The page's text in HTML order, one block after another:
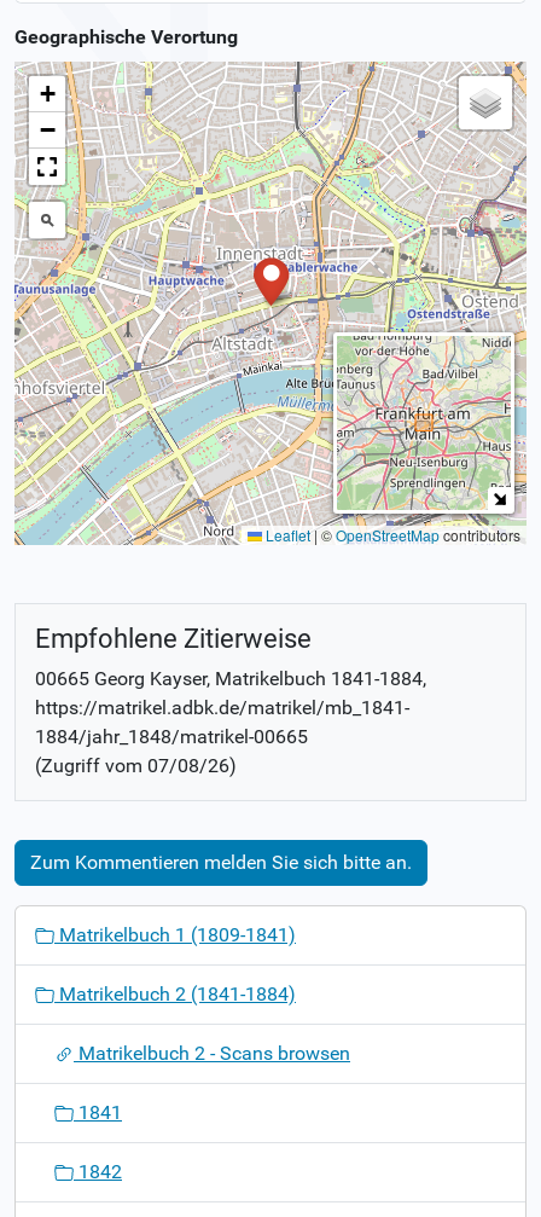
Geographische Verortung
+
−
Leaflet|©OpenStreetMapcontributors
Empfohlene Zitierweise
00665 Georg Kayser, Matrikelbuch 1841-1884,
https://matrikel.adbk.de/matrikel/mb_1841-
1884/jahr_1848/matrikel-00665
(Zugriff vom 07/08/26)
Zum Kommentieren melden Sie sich bitte an.
o
Matrikelbuch 1 (1809-1841)
Matrikelbuch 2 (1841-1884)
Matrikelbuch 2 - Scans browsen
1841
1842